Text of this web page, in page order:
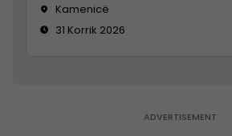
Kamenicë
31 Korrik 2026